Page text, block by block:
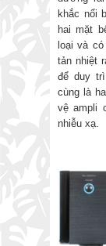
khắc nổi
hai mặt
loại và
tản nhiệt
để duy
cùng là
vệ ampli
nhiễu xạ.